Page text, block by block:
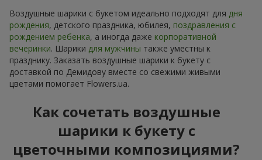
Воздушные шарики с букетом идеально подходят для дня
рождения, детского праздника, юбилея, поздравления с
рождением ребенка, а иногда даже корпоративной
вечеринки. Шарики для мужчины также уместны к
празднику. Заказать воздушные шарики к букету с
доставкой по Демидову вместе со свежими живыми
цветами помогает Flowers.ua.
Как сочетать воздушные
шарики к букету с
цветочными композициями?